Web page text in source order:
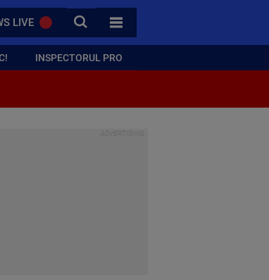
LIVE CAUTA
TOATE CATEGORIILE
INSPECTORUL PRO